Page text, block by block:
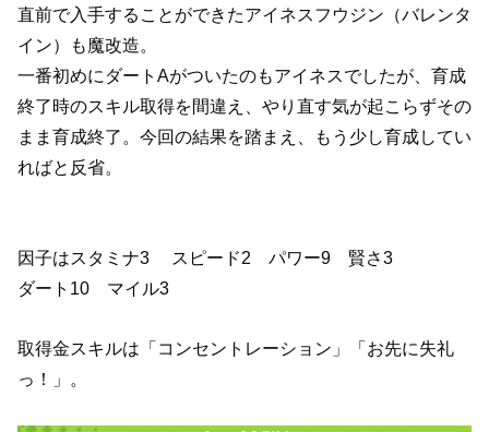
直前で入手することができたアイネスフウジン（バレンタ
イン）も魔改造。
一番初めにダートAがついたのもアイネスでしたが、育成
終了時のスキル取得を間違え、やり直す気が起こらずその
まま育成終了。今回の結果を踏まえ、もう少し育成してい
ればと反省。
因子はスタミナ3 スピード2 パワー9 賢さ3
ダート10 マイル3
取得金スキルは「コンセントレーション」「お先に失礼
っ！」。